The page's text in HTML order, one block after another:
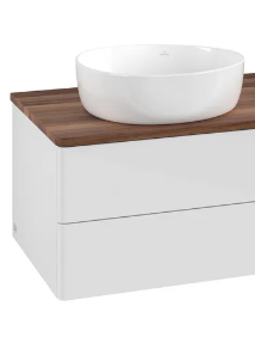
Lako saphir 800
40x60x0,8